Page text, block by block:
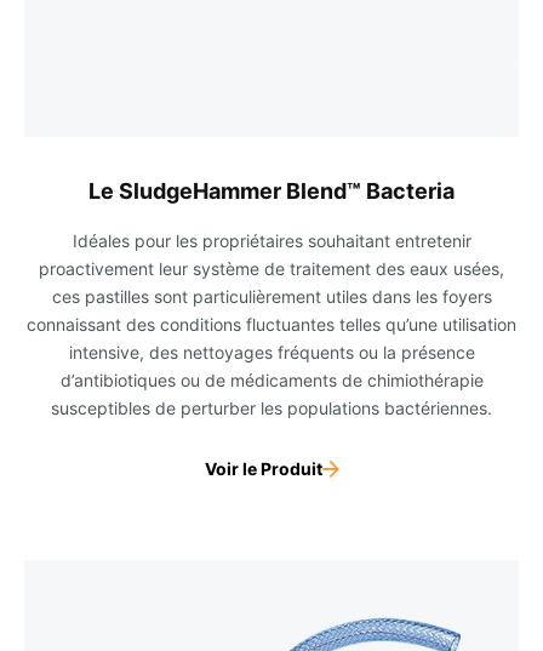
Le SludgeHammer Blend™ Bacteria
Idéales pour les propriétaires souhaitant entretenir
proactivement leur système de traitement des eaux usées,
ces pastilles sont particulièrement utiles dans les foyers
connaissant des conditions fluctuantes telles qu’une utilisation
intensive, des nettoyages fréquents ou la présence
d’antibiotiques ou de médicaments de chimiothérapie
susceptibles de perturber les populations bactériennes.
Voir le Produit